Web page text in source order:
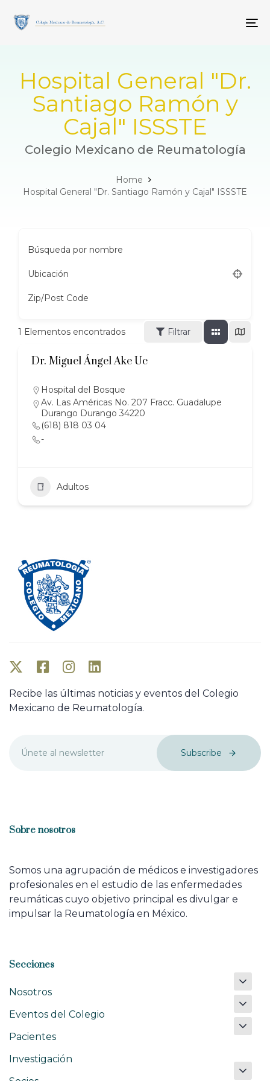
links
primary
contentHospital General "Dr.
Santiago Ramón y
Cajal" ISSSTE
Colegio Mexicano de Reumatología
Home
Hospital General "Dr. Santiago Ramón y Cajal" ISSSTE
Búsqueda por nombre
Ubicación
Zip/Post Code
1 Elementos encontrados Filtrar
Dr. Miguel Ángel Ake Uc
Hospital del Bosque
Av. Las Américas No. 207 Fracc. Guadalupe
Durango Durango 34220
(618) 818 03 04
-
Adultos
Recibe las últimas noticias y eventos del Colegio
Mexicano de Reumatología.
Subscribe
Sobre nosotros
Somos una agrupación de médicos e investigadores
profesionales en el estudio de las enfermedades
reumáticas cuyo objetivo principal es divulgar e
impulsar la Reumatología en México.
Secciones
Nosotros
Eventos del Colegio
Pacientes
Investigación